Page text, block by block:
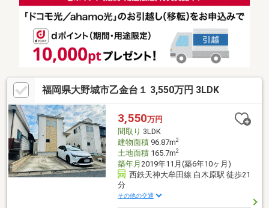
福岡県大野城市乙金台１ 3,550万円 3LDK
3,550万円
間取り 3LDK
建物面積96.87m2
土地面積165.7m2
築年月 2019年11月(築6年10ヶ月)
西鉄天神大牟田線 白木原駅 徒歩21
分
その他の交通